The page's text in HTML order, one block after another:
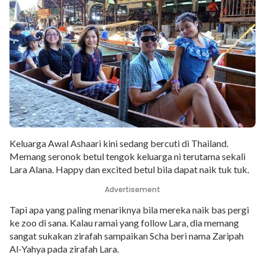
Keluarga Awal Ashaari kini sedang bercuti di Thailand.
Memang seronok betul tengok keluarga ni terutama sekali
Lara Alana. Happy dan excited betul bila dapat naik tuk tuk.
Advertisement
Tapi apa yang paling menariknya bila mereka naik bas pergi
ke zoo di sana. Kalau ramai yang follow Lara, dia memang
sangat sukakan zirafah sampaikan Scha beri nama Zaripah
Al-Yahya pada zirafah Lara.